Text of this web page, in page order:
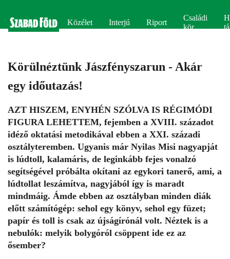
Közélet Interjú Riport
Családi
kör
Körülnéztünk Jászfényszarun - Akár
egy időutazás!
AZT HISZEM, ENYHÉN SZÓLVA IS RÉGIMÓDI
FIGURA LEHETTEM, fejemben a XVIII. századot
idéző oktatási metodikával ebben a XXI. századi
osztályteremben. Ugyanis már Nyilas Misi nagyapját
is lúdtoll, kalamáris, de leginkább fejes vonalzó
segítségével próbálta okítani az egykori tanerő, ami, a
lúdtollat leszámítva, nagyjából így is maradt
mindmáig. Ámde ebben az osztályban minden diák
előtt számítógép: sehol egy könyv, sehol egy füzet;
papír és toll is csak az újságírónál volt. Néztek is a
nebulók: melyik bolygóról csöppent ide ez az
ősember?